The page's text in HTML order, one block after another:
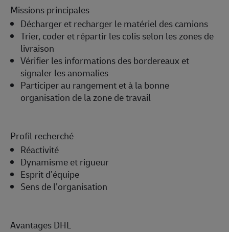
Missions principales
Décharger et recharger le matériel des camions
Trier, coder et répartir les colis selon les zones de
livraison
Vérifier les informations des bordereaux et
signaler les anomalies
Participer au rangement et à la bonne
organisation de la zone de travail
Profil recherché
Réactivité
Dynamisme et rigueur
Esprit d’équipe
Sens de l’organisation
Avantages DHL